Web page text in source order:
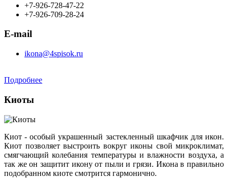
+7-926-728-47-22
+7-926-709-28-24
E-mail
ikona@4spisok.ru
Подробнее
Киоты
Киот - особый украшенный застекленный шкафчик для икон.
Киот позволяет выстроить вокруг иконы свой микроклимат,
смягчающий колебания температуры и влажности воздуха, а
так же он защитит икону от пыли и грязи. Икона в правильно
подобранном киоте смотрится гармонично.